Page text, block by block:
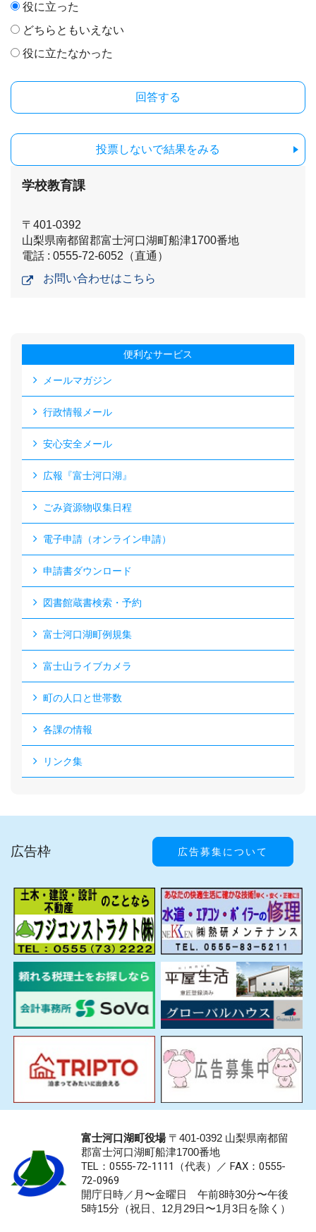
役に立った
どちらともいえない
役に立たなかった
投票しないで結果をみる
学校教育課
〒401-0392
山梨県南都留郡富士河口湖町船津1700番地
電話 : 0555-72-6052（直通）
お問い合わせはこちら
便利なサービス
メールマガジン
行政情報メール
安心安全メール
広報『富士河口湖』
ごみ資源物収集日程
電子申請（オンライン申請）
申請書ダウンロード
図書館蔵書検索・予約
富士河口湖町例規集
富士山ライブカメラ
町の人口と世帯数
各課の情報
リンク集
広告枠 広告募集について
富士河口湖町役場〒401-0392 山梨県南都留
郡富士河口湖町船津1700番地
TEL：0555-72-1111 （代表）／ FAX：0555-
72-0969
開庁日時／月〜金曜日 午前8時30分〜午後
5時15分（祝日、12月29日〜1月3日を除く）